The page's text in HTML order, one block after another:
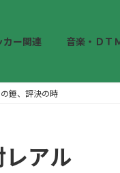
カー関連 音楽・ＤＴ
錘、評決の時
アル